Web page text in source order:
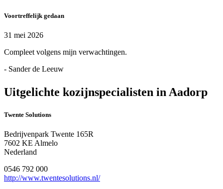
Voortreffelijk gedaan
31 mei 2026
Compleet volgens mijn verwachtingen.
- Sander de Leeuw
Uitgelichte kozijnspecialisten in Aadorp
Twente Solutions
Bedrijvenpark Twente 165R
7602 KE Almelo
Nederland
0546 792 000
http://www.twentesolutions.nl/